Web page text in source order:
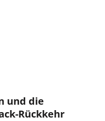
und die
Rückkehr